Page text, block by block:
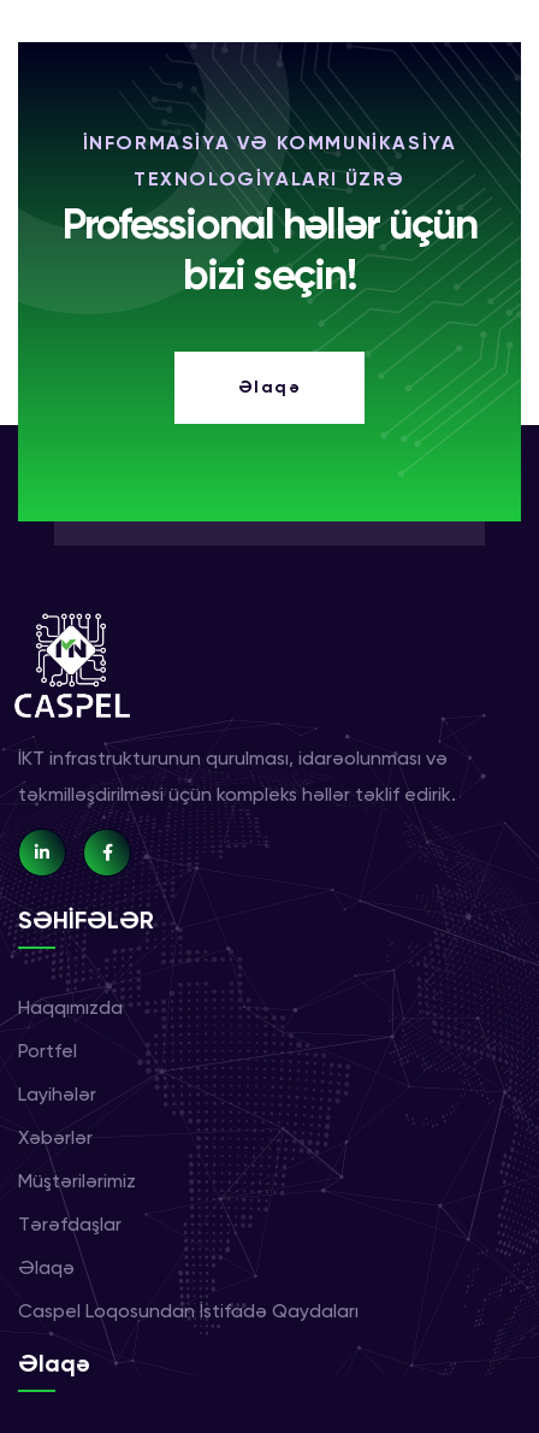
İNFORMASİYA VƏ KOMMUNİKASİYA
TEXNOLOGİYALARI ÜZRƏ
Professional həllər üçün
bizi seçin!
Əlaqə
İKT infrastrukturunun qurulması, idarəolunması və
təkmilləşdirilməsi üçün kompleks həllər təklif edirik.
SƏHİFƏLƏR
Haqqımızda
Portfel
Layihələr
Xəbərlər
Müştərilərimiz
Tərəfdaşlar
Əlaqə
Caspel Loqosundan İstifadə Qaydaları
Əlaqə